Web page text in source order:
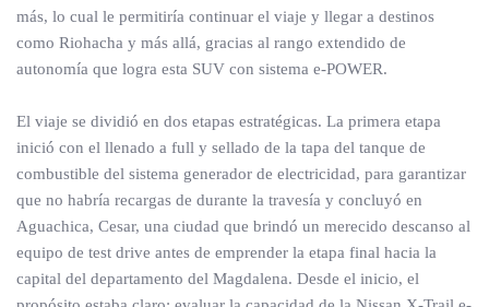
más, lo cual le permitiría continuar el viaje y llegar a destinos
como Riohacha y más allá, gracias al rango extendido de
autonomía que logra esta SUV con sistema e-POWER.
El viaje se dividió en dos etapas estratégicas. La primera etapa
inició con el llenado a full y sellado de la tapa del tanque de
combustible del sistema generador de electricidad, para garantizar
que no habría recargas de durante la travesía y concluyó en
Aguachica, Cesar, una ciudad que brindó un merecido descanso al
equipo de test drive antes de emprender la etapa final hacia la
capital del departamento del Magdalena. Desde el inicio, el